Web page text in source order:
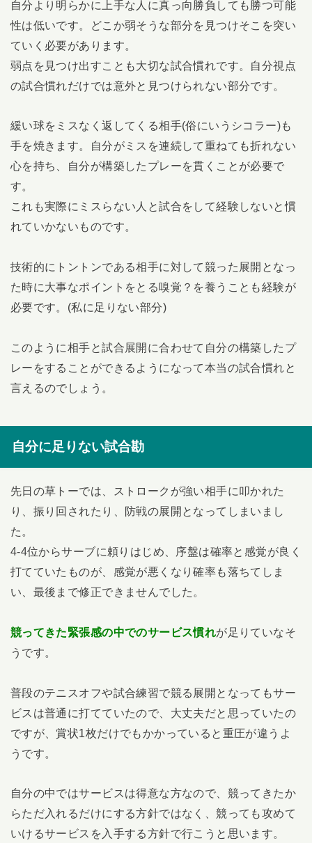
自分より明らかに上手な人に真っ向勝負しても勝つ可能
性は低いです。どこか弱そうな部分を見つけそこを突い
ていく必要があります。
弱点を見つけ出すことも大切な試合慣れです。自分視点
の試合慣れだけでは意外と見つけられない部分です。
緩い球をミスなく返してくる相手(俗にいうシコラー)も
手を焼きます。自分がミスを連続して重ねても折れない
心を持ち、自分が構築したプレーを貫くことが必要で
す。
これも実際にミスらない人と試合をして経験しないと慣
れていかないものです。
技術的にトントンである相手に対して競った展開となっ
た時に大事なポイントをとる嗅覚？を養うことも経験が
必要です。(私に足りない部分)
このように相手と試合展開に合わせて自分の構築したプ
レーをすることができるようになって本当の試合慣れと
言えるのでしょう。
自分に足りない試合勘
先日の草トーでは、ストロークが強い相手に叩かれた
り、振り回されたり、防戦の展開となってしまいまし
た。
4-4位からサーブに頼りはじめ、序盤は確率と感覚が良く
打てていたものが、感覚が悪くなり確率も落ちてしま
い、最後まで修正できませんでした。
競ってきた緊張感の中でのサービス慣れが足りていなそ
うです。
普段のテニスオフや試合練習で競る展開となってもサー
ビスは普通に打てていたので、大丈夫だと思っていたの
ですが、賞状1枚だけでもかかっていると重圧が違うよ
うです。
自分の中ではサービスは得意な方なので、競ってきたか
らただ入れるだけにする方針ではなく、競っても攻めて
いけるサービスを入手する方針で行こうと思います。